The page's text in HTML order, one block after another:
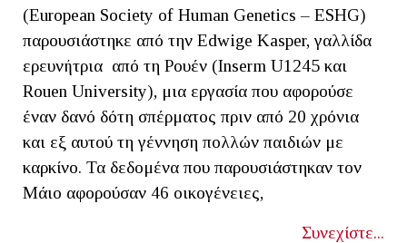
(European Society of Human Genetics – ESHG)
παρουσιάστηκε από την Edwige Kasper, γαλλίδα
ερευνήτρια από τη Ρουέν (Inserm U1245 και
Rouen University), μια εργασία που αφορούσε
έναν δανό δότη σπέρματος πριν από 20 χρόνια
και εξ αυτού τη γέννηση πολλών παιδιών με
καρκίνο. Τα δεδομένα που παρουσιάστηκαν τον
Μάιο αφορούσαν 46 οικογένειες,
Συνεχίστε...